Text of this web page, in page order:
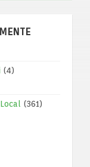
(4)
(361)